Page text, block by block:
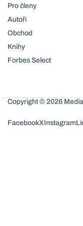
Pro členy
Autoři
Obchod
Knihy
Forbes Select
Copyright © 2026
FacebookXInstagram